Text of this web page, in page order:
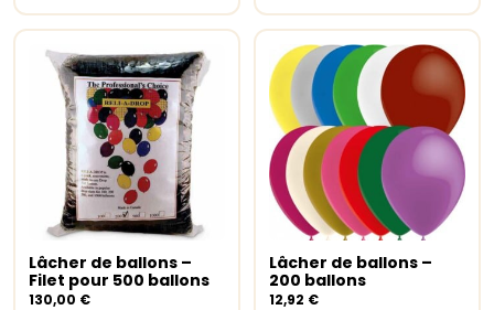
Ajouter au panier
Lâcher de ballons –
Filet pour 500 ballons
130,00 €
Ajouter au panier
Lâcher de ballons –
200 ballons
12,92 €